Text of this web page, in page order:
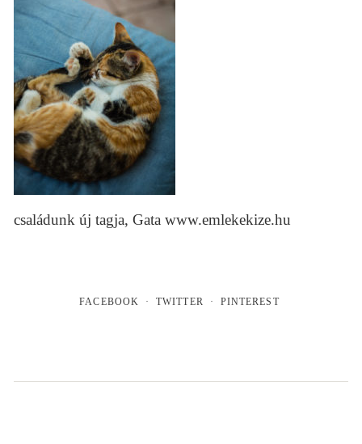
családunk új tagja, Gata www.emlekekize.hu
FACEBOOK TWITTER PINTEREST